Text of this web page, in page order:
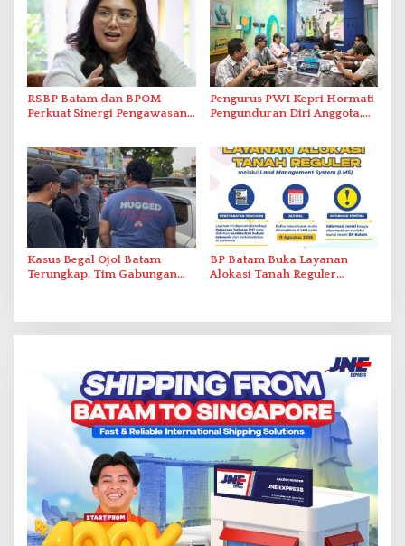
RSBP Batam dan BPOM
Perkuat Sinergi Pengawasan
Pengurus PWI Kepri Hormati
Pengunduran Diri Anggota,
Kasus Begal Ojol Batam
Terungkap, Tim Gabungan
BP Batam Buka Layanan
Alokasi Tanah Reguler